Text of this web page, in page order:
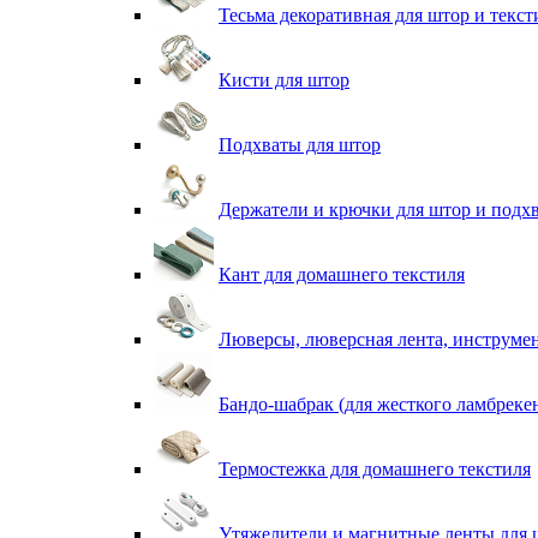
Тесьма декоративная для штор и
Кисти для штор
Подхваты для штор
Держатели и крючки для штор и
Кант для домашнего текстиля
Люверсы, люверсная лента,
Бандо-шабрак (для жесткого
Термостежка для домашнего текстиля
Утяжелители и магнитные ленты для